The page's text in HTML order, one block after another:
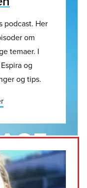
podcast. Her
om
temaer. I
og
og tips.